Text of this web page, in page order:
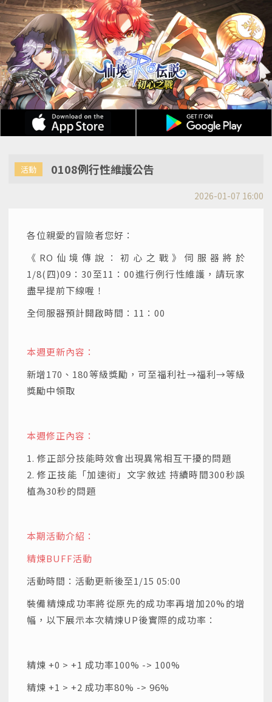
活動 0108例行性維護公告
2026-01-07 16:00
各位親愛的冒險者您好：
《RO仙境傳說：初心之戰》伺服器將於
1/8(四)09：30至11：00進行例行性維護，請玩家
盡早提前下線喔！
全伺服器預計開啟時間：11：00
本週更新內容：
新增170、180等級獎勵，可至福利社→福利→等級
獎勵中領取
本週修正內容：
1. 修正部分技能時效會出現異常相互干擾的問題
2. 修正技能「加速術」文字敘述 持續時間300秒誤
植為30秒的問題
本期活動介紹：
精煉BUFF活動
活動時間：活動更新後至1/15 05:00
裝備精煉成功率將從原先的成功率再增加20%的增
幅，以下展示本次精煉UP後實際的成功率：
精煉 +0 > +1 成功率100% -> 100%
精煉 +1 > +2 成功率80% -> 96%